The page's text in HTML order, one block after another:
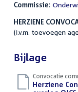
Commissie:
HERZIENE
(I.v.m. toevoegen
Bijlage
Convocatie
Download
Herziene